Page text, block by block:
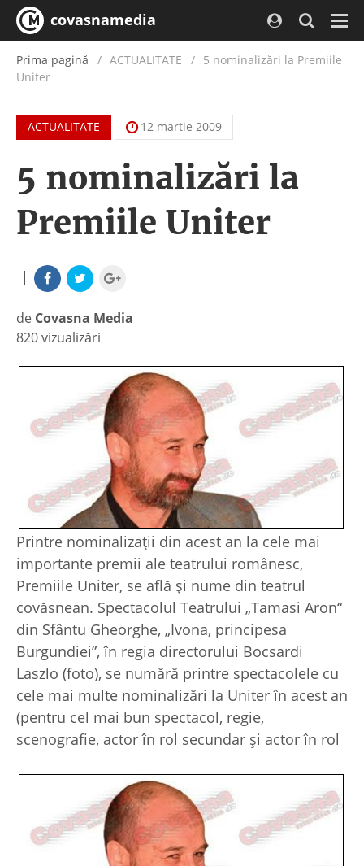
covasnamedia
Prima pagină ACTUALITATE / 5 nominalizări la Premiile
Uniter
ACTUALITATE 12 martie 2009
5 nominalizări la
Premiile Uniter
|
de Covasna Media
|
820 vizualizări
Printre nominalizaţii din acest an la cele mai
importante premii ale teatrului românesc,
Premiile Uniter, se află şi nume din teatrul
covăsnean. Spectacolul Teatrului „Tamasi Aron“
din Sfântu Gheorghe, „Ivona, principesa
Burgundiei”, în regia directorului Bocsardi
Laszlo (foto), se numără printre spectacolele cu
cele mai multe nominalizări la Uniter în acest an
(pentru cel mai bun spectacol, regie,
scenografie, actor în rol secundar şi actor în rol